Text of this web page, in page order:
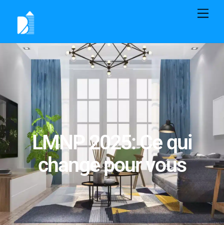
LMNP 2025: Ce qui
change pour vous